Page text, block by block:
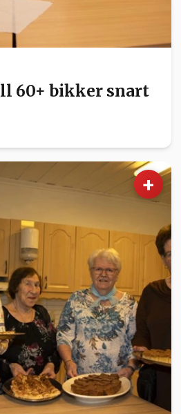
60+ bikker snart
+